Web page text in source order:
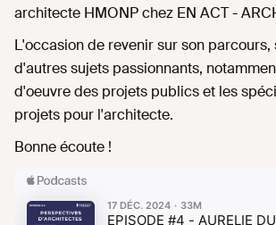
architecte HMONP chez EN ACT -
L'occasion de revenir sur son parcours,
d'autres sujets passionnants,
d'oeuvre des projets publics et les
projets pour l'architecte.
Bonne écoute !